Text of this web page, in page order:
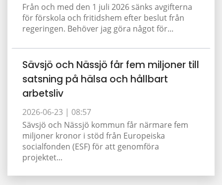
Från och med den 1 juli 2026 sänks avgifterna
för förskola och fritidshem efter beslut från
regeringen. Behöver jag göra något för...
Sävsjö och Nässjö får fem miljoner till
satsning på hälsa och hållbart
arbetsliv
2026-06-23 | 08:57
Sävsjö och Nässjö kommun får närmare fem
miljoner kronor i stöd från Europeiska
socialfonden (ESF) för att genomföra
projektet...